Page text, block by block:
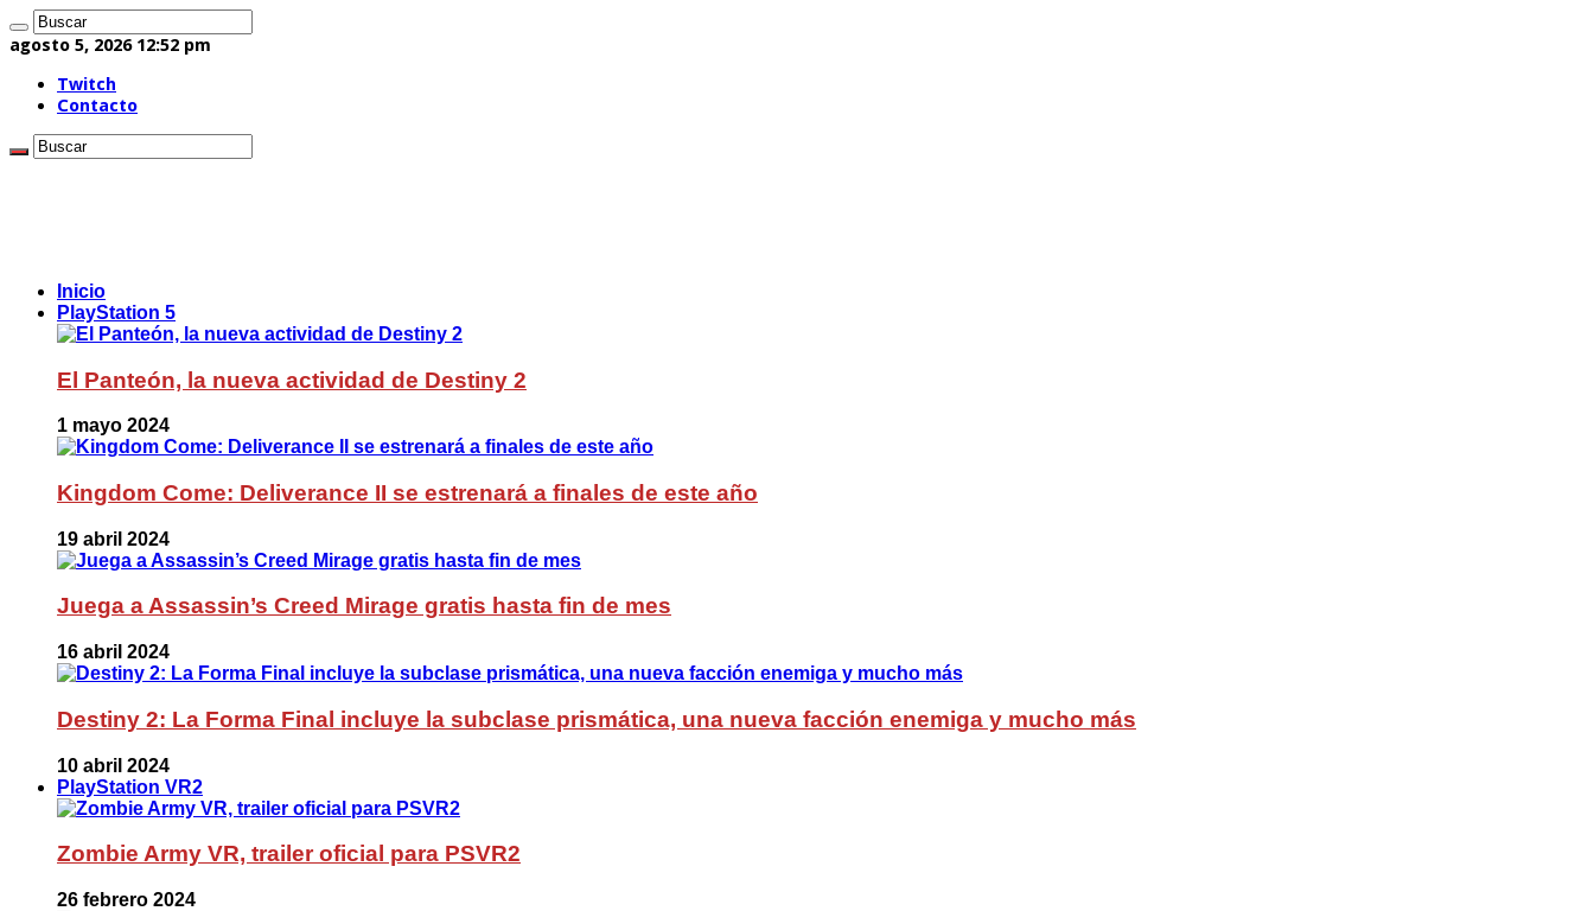
agosto 5, 2026 12:52 pm
Twitch
Contacto
Inicio
PlayStation 5
El Panteón, la nueva actividad de Destiny 2
1 mayo 2024
Kingdom Come: Deliverance II se estrenará a finales de este año
19 abril 2024
Juega a Assassin’s Creed Mirage gratis hasta fin de mes
16 abril 2024
Destiny 2: La Forma Final incluye la subclase prismática, una nueva facción enemiga y mucho más
10 abril 2024
PlayStation VR2
Zombie Army VR, trailer oficial para PSVR2
26 febrero 2024